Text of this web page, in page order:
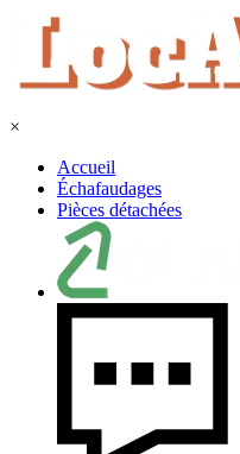
×
Accueil
Échafaudages
Pièces détachées